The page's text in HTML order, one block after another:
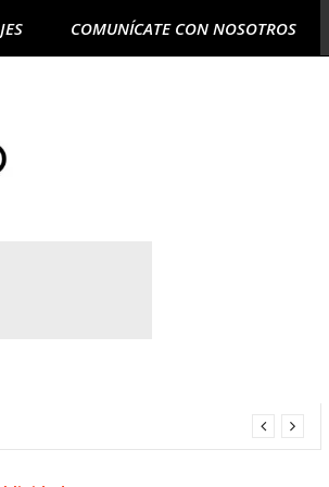
COMUNÍCATE CON NOSOTROS